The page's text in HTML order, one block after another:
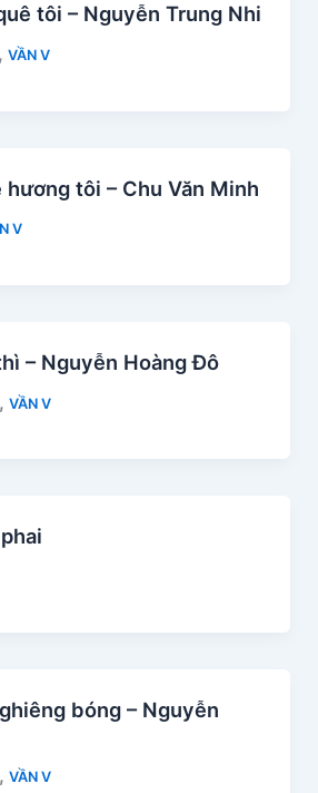
tôi – Nguyễn Trung Nhi
VẦN V
hương tôi – Chu Văn Minh
V
– Nguyễn Hoàng Đô
VẦN V
bóng – Nguyễn
VẦN V